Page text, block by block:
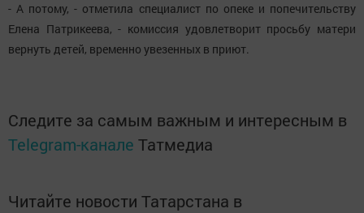
- А потому, - отметила специалист по опеке и попечительству
Елена Патрикеева, - комиссия удовлетворит просьбу матери
вернуть детей, временно увезенных в приют.
Следите за самым важным и интересным в
Telegram-канале Татмедиа
Читайте новости Татарстана в